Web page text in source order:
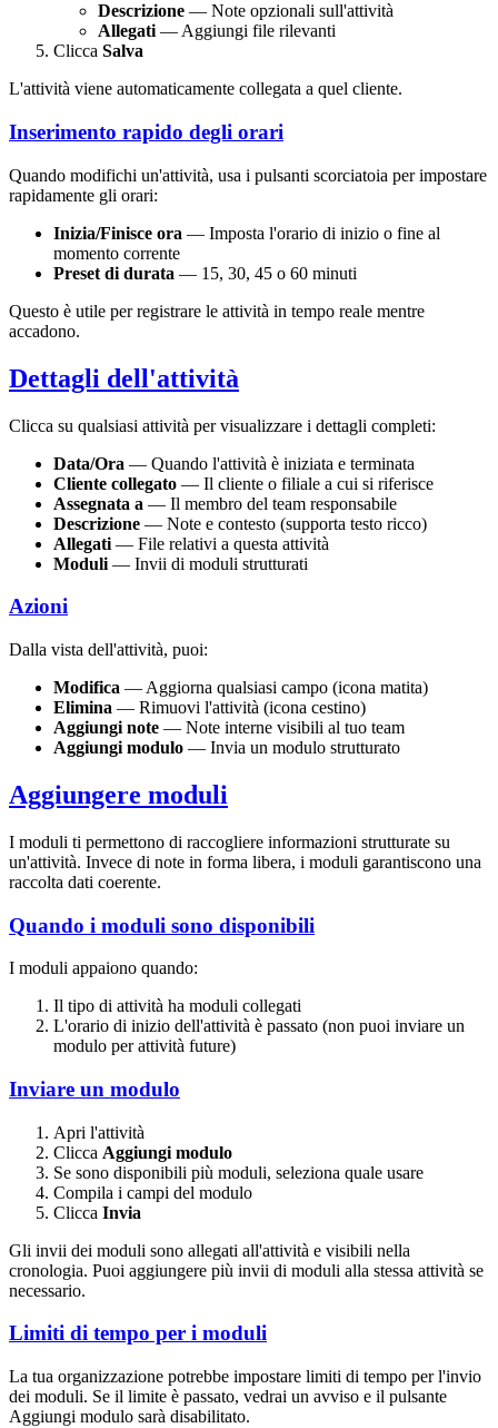
Descrizione — Note opzionali sull'attività
Allegati — Aggiungi file rilevanti
Clicca Salva
L'attività viene automaticamente collegata a quel cliente.
Inserimento rapido degli orari
Quando modifichi un'attività, usa i pulsanti scorciatoia per impostare
rapidamente gli orari:
Inizia/Finisce ora — Imposta l'orario di inizio o fine al
momento corrente
Preset di durata — 15, 30, 45 o 60 minuti
Questo è utile per registrare le attività in tempo reale mentre
accadono.
Dettagli dell'attività
Clicca su qualsiasi attività per visualizzare i dettagli completi:
Data/Ora — Quando l'attività è iniziata e terminata
Cliente collegato — Il cliente o filiale a cui si riferisce
Assegnata a — Il membro del team responsabile
Descrizione — Note e contesto (supporta testo ricco)
Allegati — File relativi a questa attività
Moduli — Invii di moduli strutturati
Azioni
Dalla vista dell'attività, puoi:
Modifica — Aggiorna qualsiasi campo (icona matita)
Elimina — Rimuovi l'attività (icona cestino)
Aggiungi note — Note interne visibili al tuo team
Aggiungi modulo — Invia un modulo strutturato
Aggiungere moduli
I moduli ti permettono di raccogliere informazioni strutturate su
un'attività. Invece di note in forma libera, i moduli garantiscono una
raccolta dati coerente.
Quando i moduli sono disponibili
I moduli appaiono quando:
Il tipo di attività ha moduli collegati
L'orario di inizio dell'attività è passato (non puoi inviare un
modulo per attività future)
Inviare un modulo
Apri l'attività
Clicca Aggiungi modulo
Se sono disponibili più moduli, seleziona quale usare
Compila i campi del modulo
Clicca Invia
Gli invii dei moduli sono allegati all'attività e visibili nella
cronologia. Puoi aggiungere più invii di moduli alla stessa attività se
necessario.
Limiti di tempo per i moduli
La tua organizzazione potrebbe impostare limiti di tempo per l'invio
dei moduli. Se il limite è passato, vedrai un avviso e il pulsante
Aggiungi modulo sarà disabilitato.